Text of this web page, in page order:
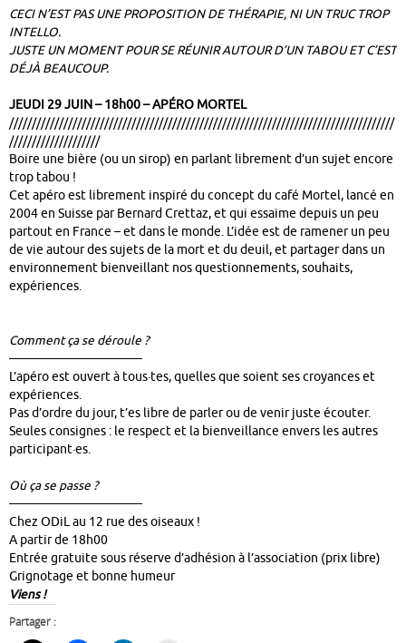
CECI N’EST PAS UNE PROPOSITION DE THÉRAPIE, NI UN TRUC TROP
INTELLO.
JUSTE UN MOMENT POUR SE RÉUNIR AUTOUR D’UN TABOU ET C’EST
DÉJÀ BEAUCOUP.
JEUDI 29 JUIN – 18h00 – APÉRO MORTEL
/////////////////////////////////////////////////////////////////////////////////////
////////////////////
Boire une bière (ou un sirop) en parlant librement d’un sujet encore
trop tabou !
Cet apéro est librement inspiré du concept du café Mortel, lancé en
2004 en Suisse par Bernard Crettaz, et qui essaime depuis un peu
partout en France – et dans le monde. L’idée est de ramener un peu
de vie autour des sujets de la mort et du deuil, et partager dans un
environnement bienveillant nos questionnements, souhaits,
expériences.
Comment ça se déroule ?
——————————–
L’apéro est ouvert à tous·tes, quelles que soient ses croyances et
expériences.
Pas d’ordre du jour, t’es libre de parler ou de venir juste écouter.
Seules consignes : le respect et la bienveillance envers les autres
participant·es.
Où ça se passe ?
——————————–
Chez ODiL au 12 rue des oiseaux !
A partir de 18h00
Entrée gratuite sous réserve d’adhésion à l’association (prix libre)
Grignotage et bonne humeur
Viens !
Partager :